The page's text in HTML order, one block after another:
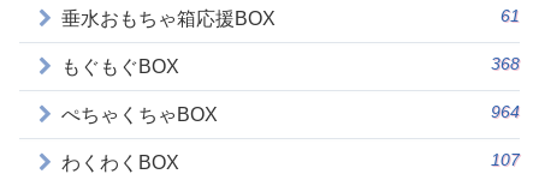
垂水おもちゃ箱応援BOX 61
もぐもぐBOX 368
ぺちゃくちゃBOX 964
わくわくBOX 107